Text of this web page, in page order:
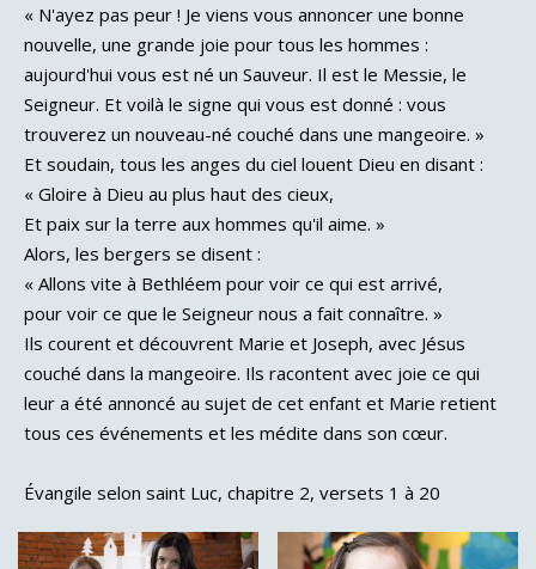
« N'ayez pas peur ! Je viens vous annoncer une bonne
nouvelle, une grande joie pour tous les hommes :
aujourd'hui vous est né un Sauveur. Il est le Messie, le
Seigneur. Et voilà le signe qui vous est donné : vous
trouverez un nouveau-né couché dans une mangeoire. »
Et soudain, tous les anges du ciel louent Dieu en disant :
« Gloire à Dieu au plus haut des cieux,
Et paix sur la terre aux hommes qu'il aime. »
Alors, les bergers se disent :
« Allons vite à Bethléem pour voir ce qui est arrivé,
pour voir ce que le Seigneur nous a fait connaître. »
Ils courent et découvrent Marie et Joseph, avec Jésus
couché dans la mangeoire. Ils racontent avec joie ce qui
leur a été annoncé au sujet de cet enfant et Marie retient
tous ces événements et les médite dans son cœur.
Évangile selon saint Luc, chapitre 2, versets 1 à 20